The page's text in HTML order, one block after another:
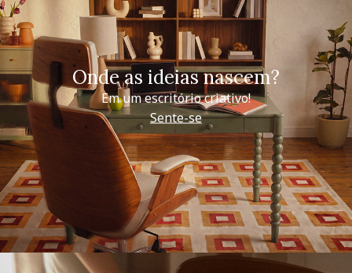
Onde as ideias nascem?
Em um escritório criativo!
Sente-se